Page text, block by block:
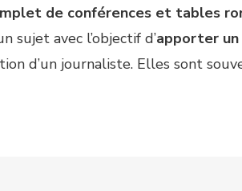
de conférences et tables
sujet avec l’objectif d’apporter
d’un journaliste. Elles sont